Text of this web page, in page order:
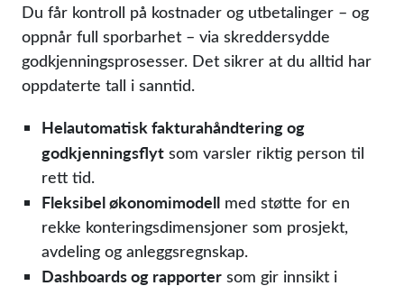
Du får kontroll på kostnader og utbetalinger – og
oppnår full sporbarhet – via skreddersydde
godkjenningsprosesser. Det sikrer at du alltid har
oppdaterte tall i sanntid.
Helautomatisk fakturahåndtering og
godkjenningsflyt som varsler riktig person til
rett tid.
Fleksibel økonomimodell med støtte for en
rekke konteringsdimensjoner som prosjekt,
avdeling og anleggsregnskap.
Dashboards og rapporter som gir innsikt i